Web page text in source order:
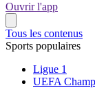
Ouvrir l'app
Tous les contenus
Sports populaires
Ligue 1
UEFA